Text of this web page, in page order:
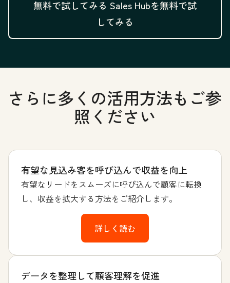
無料で試してみる Sales Hubを無料で試
してみる
さらに多くの活用方法もご参
照ください
有望な見込み客を呼び込んで収益を向上
有望なリードをスムーズに呼び込んで顧客に転換
し、収益を拡大する方法をご紹介します。
詳しく読む
データを整理して顧客理解を促進